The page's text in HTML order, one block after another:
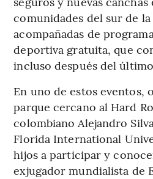
comunidades del sur de
acompañadas de
deportiva gratuita, que
incluso después del
En uno de estos eventos,
parque cercano al Hard
colombiano Alejandro
Florida International
hijos a participar y
exjugador mundialista de